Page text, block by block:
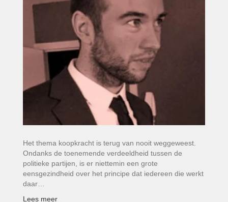
Het thema koopkracht is terug van nooit weggeweest.
Ondanks de toenemende verdeeldheid tussen de
politieke partijen, is er niettemin een grote
eensgezindheid over het principe dat iedereen die werkt
daar…
Lees meer